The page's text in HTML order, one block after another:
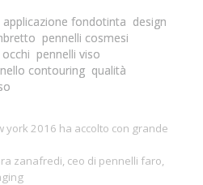
applicazione fondotinta design
pennelli cosmesi
pennelli viso
contouring qualità
york 2016 ha accolto con grande
zanafredi, ceo di pennelli faro,